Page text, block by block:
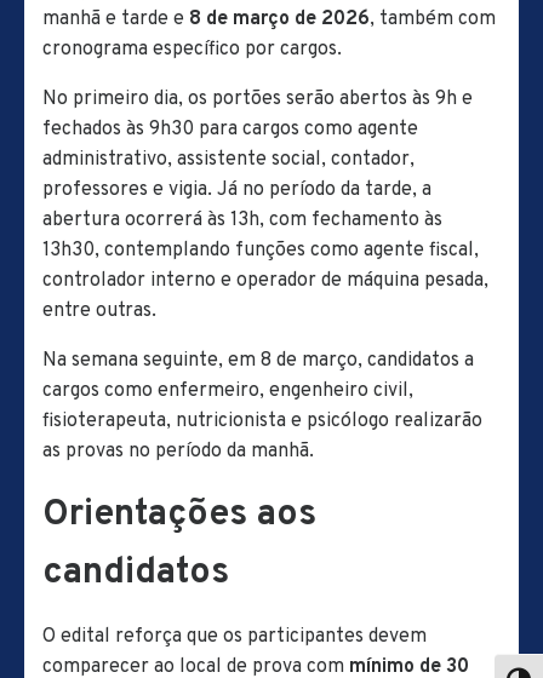
manhã e tarde e 8 de março de 2026, também com
cronograma específico por cargos.
No primeiro dia, os portões serão abertos às 9h e
fechados às 9h30 para cargos como agente
administrativo, assistente social, contador,
professores e vigia. Já no período da tarde, a
abertura ocorrerá às 13h, com fechamento às
13h30, contemplando funções como agente fiscal,
controlador interno e operador de máquina pesada,
entre outras.
Na semana seguinte, em 8 de março, candidatos a
cargos como enfermeiro, engenheiro civil,
fisioterapeuta, nutricionista e psicólogo realizarão
as provas no período da manhã.
Orientações aos
candidatos
O edital reforça que os participantes devem
comparecer ao local de prova com mínimo de 30